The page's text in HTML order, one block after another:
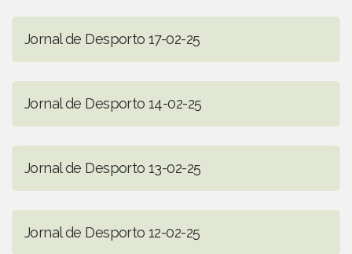
Jornal de Desporto 17-02-25
Jornal de Desporto 14-02-25
Jornal de Desporto 13-02-25
Jornal de Desporto 12-02-25